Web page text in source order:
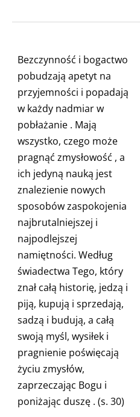
Bezczynność i bogactwo
pobudzają apetyt na
przyjemności i popadają
w każdy nadmiar w
pobłażanie. Mają
wszystko, czego może
pragnąć zmysłowość , a
ich jedyną nauką jest
znalezienie nowych
sposobów zaspokojenia
najbrutalniejszej i
najpodlejszej
namiętności. Według
świadectwa Tego, który
znał całą historię, jedzą i
piją, kupują i sprzedają,
sadzą i budują, a całą
swoją myśl, wysiłek i
pragnienie poświęcają
życiu zmysłów,
zaprzeczając Bogu i
poniżając duszę. (s. 30)